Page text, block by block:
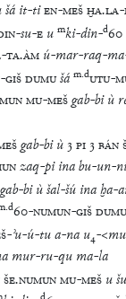
šá it-tiEN-MEŠḪA.LA-
-su-E u mki-din-d60
-TA.ÀM ú-mar-raq-ma
-GIŠDUMUšá m.dUTU-
MU-MEŠgab-bi ù
gab-bi ù 3PI 3BÁN
zaq-pi inabu-un-ni
gab-bi ùšal-šú inaḫa-
.d60-NUMUN-GIŠDUMU
-ʾu-ú-tua-na u₄-<mu
mur-ru-qu ma-la
ŠE.NUMUNMU-MEŠ ušu